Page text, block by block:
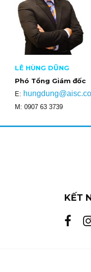
LÊ HÙNG DŨNG
Phó Tổng Giám đốc
E:
M: 0907 63 3739
KẾT